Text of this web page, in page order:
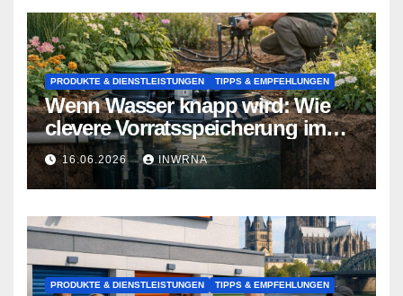
PRODUKTE & DIENSTLEISTUNGEN TIPPS & EMPFEHLUNGEN
Wenn Wasser knapp wird: Wie
clevere Vorratsspeicherung im
Garten zum Lebensretter wird
16.06.2026 INWRNA
PRODUKTE & DIENSTLEISTUNGEN TIPPS & EMPFEHLUNGEN